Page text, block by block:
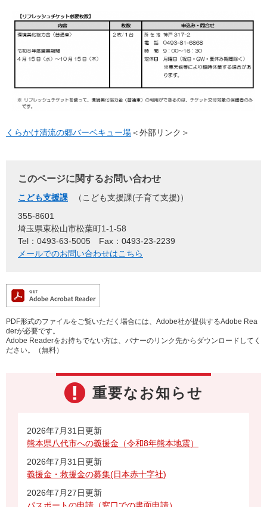
くらかけ清流の郷バーベキュー場＜外部リンク＞
このページに関するお問い合わせ
こども支援課
こども支援課(子育て支援)
355-8601
埼玉県東松山市松葉町1-1-58
Tel：0493-63-5005
Fax：0493-23-2239
メールでのお問い合わせはこちら
PDF形式のファイルをご覧いただく場合には、Adobe社が提供するAdobe Rea
derが必要です。
Adobe Readerをお持ちでない方は、バナーのリンク先からダウンロードしてく
ださい。（無料）
重要なお知らせ
2026年7月31日更新
熊本県八代市への義援金（令和8年熊本地震）
2026年7月31日更新
義援金・救援金の募集(日本赤十字社)
2026年7月27日更新